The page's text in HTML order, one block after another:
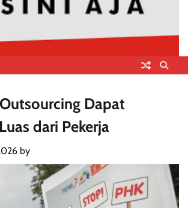
Dapat
dari Pekerja
by